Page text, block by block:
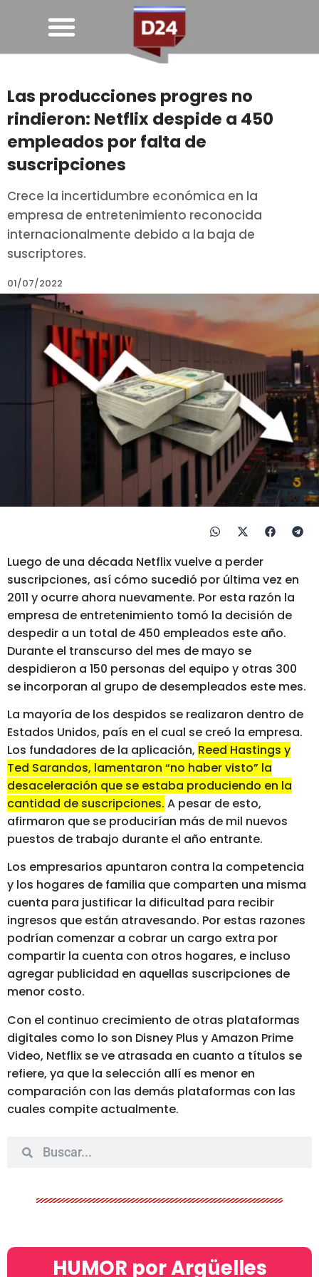
Las producciones progres no
rindieron: Netflix despide a 450
empleados por falta de
suscripciones
Crece la incertidumbre económica en la
empresa de entretenimiento reconocida
internacionalmente debido a la baja de
suscriptores.
01/07/2022
Luego de una década Netflix vuelve a perder
suscripciones, así cómo sucedió por última vez en
2011 y ocurre ahora nuevamente. Por esta razón la
empresa de entretenimiento tomó la decisión de
despedir a un total de 450 empleados este año.
Durante el transcurso del mes de mayo se
despidieron a 150 personas del equipo y otras 300
se incorporan al grupo de desempleados este mes.
La mayoría de los despidos se realizaron dentro de
Estados Unidos, país en el cual se creó la empresa.
Los fundadores de la aplicación, Reed Hastings y
Ted Sarandos, lamentaron “no haber visto” la
desaceleración que se estaba produciendo en la
cantidad de suscripciones. A pesar de esto,
afirmaron que se producirían más de mil nuevos
puestos de trabajo durante el año entrante.
Los empresarios apuntaron contra la competencia
y los hogares de familia que comparten una misma
cuenta para justificar la dificultad para recibir
ingresos que están atravesando. Por estas razones
podrían comenzar a cobrar un cargo extra por
compartir la cuenta con otros hogares, e incluso
agregar publicidad en aquellas suscripciones de
menor costo.
Con el continuo crecimiento de otras plataformas
digitales como lo son Disney Plus y Amazon Prime
Video, Netflix se ve atrasada en cuanto a títulos se
refiere, ya que la selección allí es menor en
comparación con las demás plataformas con las
cuales compite actualmente.
HUMOR por Argüelles​